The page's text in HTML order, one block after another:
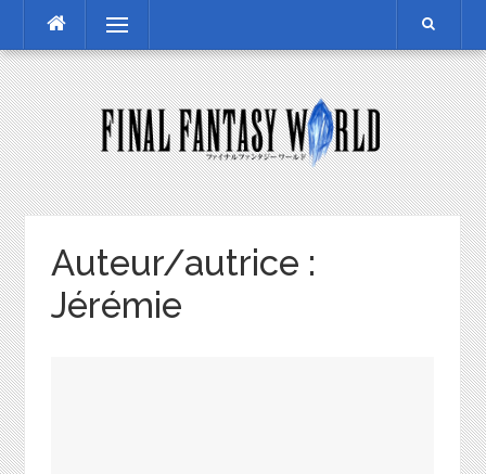
content
Menu
Auteur/autrice :
Jérémie